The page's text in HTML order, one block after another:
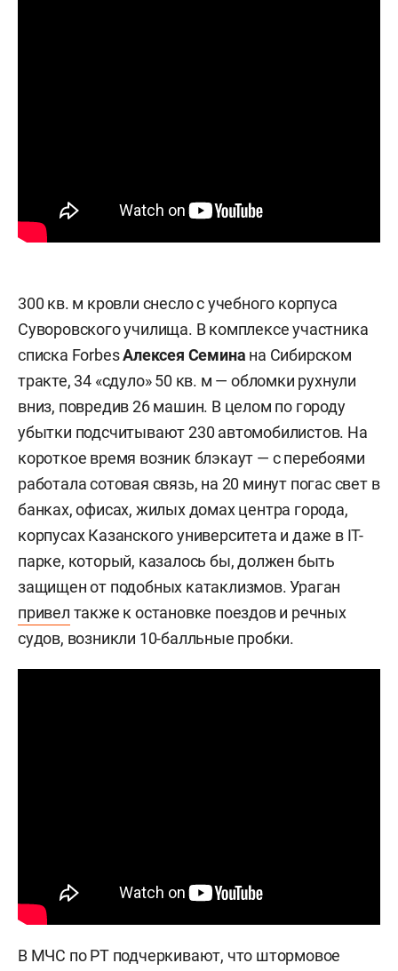
300 кв. м кровли снесло с учебного корпуса
Суворовского училища. В комплексе участника
списка ForbesАлексея Семина на Сибирском
тракте, 34 «сдуло» 50 кв. м — обломки рухнули
вниз, повредив 26 машин. В целом по городу
убытки подсчитывают 230 автомобилистов. На
короткое время возник блэкаут — с перебоями
работала сотовая связь, на 20 минут погас свет в
банках, офисах, жилых домах центра города,
корпусах Казанского университета и даже в IT-
парке, который, казалось бы, должен быть
защищен от подобных катаклизмов. Ураган
привел также к остановке поездов и речных
судов, возникли 10-балльные пробки.
В МЧС по РТ подчеркивают, что штормовое